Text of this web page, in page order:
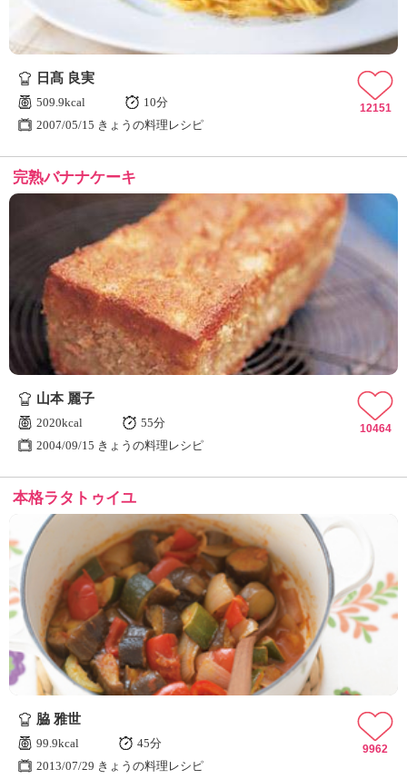
エ
ョ
な
の
き
ょ
う
の
料
理
日髙 良実
509.9kcal
10分
2007/05/15 きょうの料理レシピ
12151
完熟バナナケーキ
山本 麗子
2020kcal
55分
2004/09/15 きょうの料理レシピ
10464
本格ラタトゥイユ
脇 雅世
99.9kcal
45分
2013/07/29 きょうの料理レシピ
9962